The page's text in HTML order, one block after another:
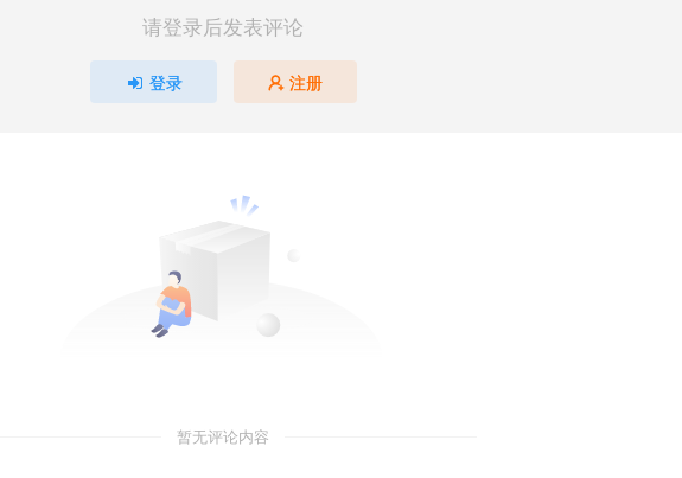
请登录后发表评论
登录 注册
暂无评论内容